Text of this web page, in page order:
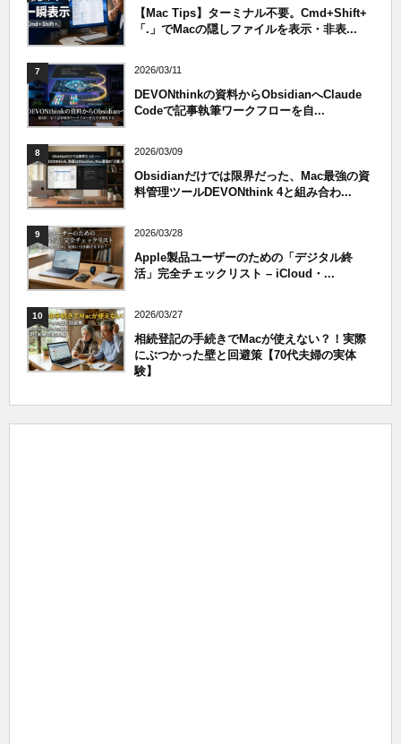
【Mac Tips】ターミナル不要。Cmd+Shift+
「.」でMacの隠しファイルを表示・非表...
7 2026/03/11
DEVONthinkの資料からObsidianへClaude
Codeで記事執筆ワークフローを自...
8 2026/03/09
Obsidianだけでは限界だった、Mac最強の資
料管理ツールDEVONthink 4と組み合わ...
9 2026/03/28
Apple製品ユーザーのための「デジタル終
活」完全チェックリスト – iCloud・...
10 2026/03/27
相続登記の手続きでMacが使えない？！実際
にぶつかった壁と回避策【70代夫婦の実体
験】